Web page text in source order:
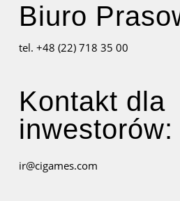
Biuro
tel. +48 (22) 718 35 00
Kontakt dla
inwestorów:
ir@cigames.com